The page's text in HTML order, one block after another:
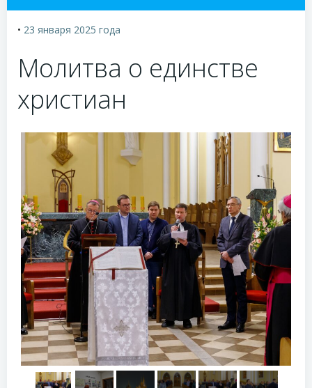
• 23 января 2025 года
Молитва о единстве
христиан